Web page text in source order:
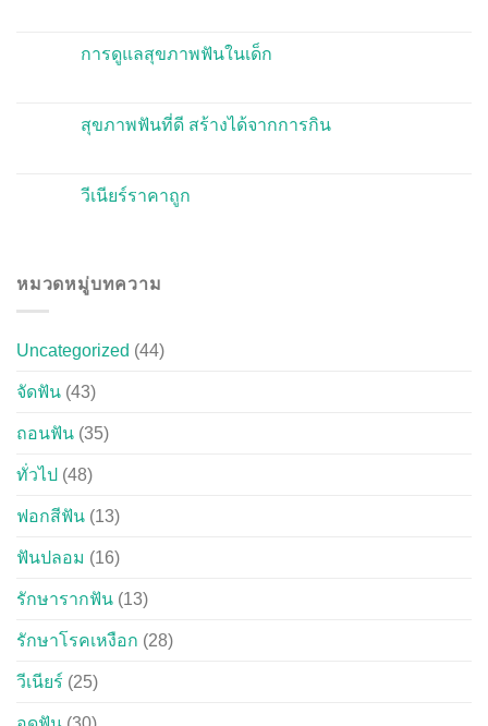
การดูแลสุขภาพฟันในเด็ก
สุขภาพฟันที่ดี สร้างได้จากการกิน
วีเนียร์ราคาถูก
หมวดหมู่บทความ
Uncategorized (44)
จัดฟัน (43)
ถอนฟัน (35)
ทั่วไป (48)
ฟอกสีฟัน (13)
ฟันปลอม (16)
รักษารากฟัน (13)
รักษาโรคเหงือก (28)
วีเนียร์ (25)